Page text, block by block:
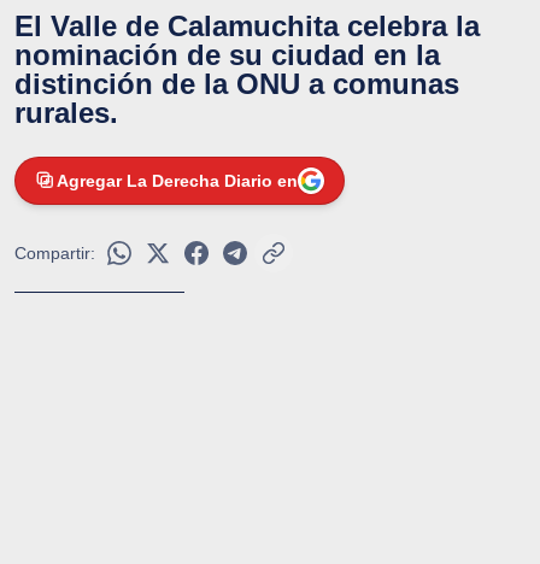
El Valle de Calamuchita celebra la
nominación de su ciudad en la
distinción de la ONU a comunas
rurales.
Agregar La Derecha Diario en
Compartir: